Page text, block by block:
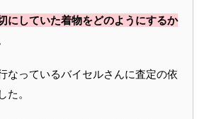
にしていた着物をどのようにするか
なっているバイセルさんに査定の依
。